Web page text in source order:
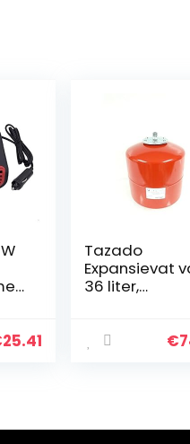
25.41
Tazado
Expansievat
36 liter,
ervoir voor
€